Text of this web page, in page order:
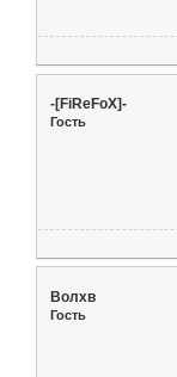
-[FiReFoX]-
Гость
Волхв
Гость